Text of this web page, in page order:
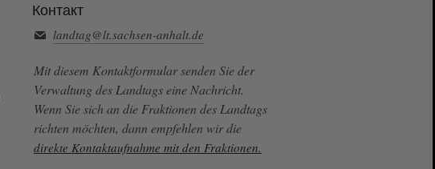
Контакт
landtag@lt.sachsen-anhalt.de
Mit diesem Kontaktformular senden Sie der
Verwaltung des Landtags eine Nachricht.
Wenn Sie sich an die Fraktionen des Landtags
richten möchten, dann empfehlen wir die
direkte Kontaktaufnahme mit den Fraktionen.